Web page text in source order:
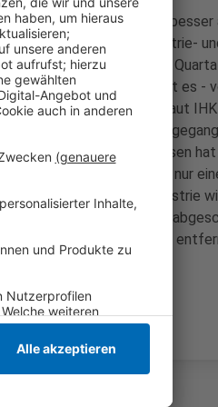
lief der Start ins Jahr besser
Das stellt die Industrie-
Anayse fürs erste
Niederrhein zurück, heißt es -
In Krefeld sind laut
Betriebe stark
geblieben. Im Kreis Viersen
erreicht - hier gab es nur
dass die chemische Industrie
Jahr sehr schlecht
weit vom Vorkrisenniveau